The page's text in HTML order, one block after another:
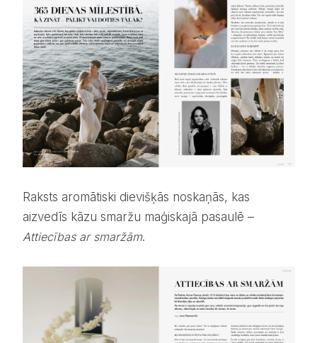
Raksts aromātiski dievišķās noskaņās, kas
aizvedīs kāzu smaržu maģiskajā pasaulē –
Attiecības ar smaržām.